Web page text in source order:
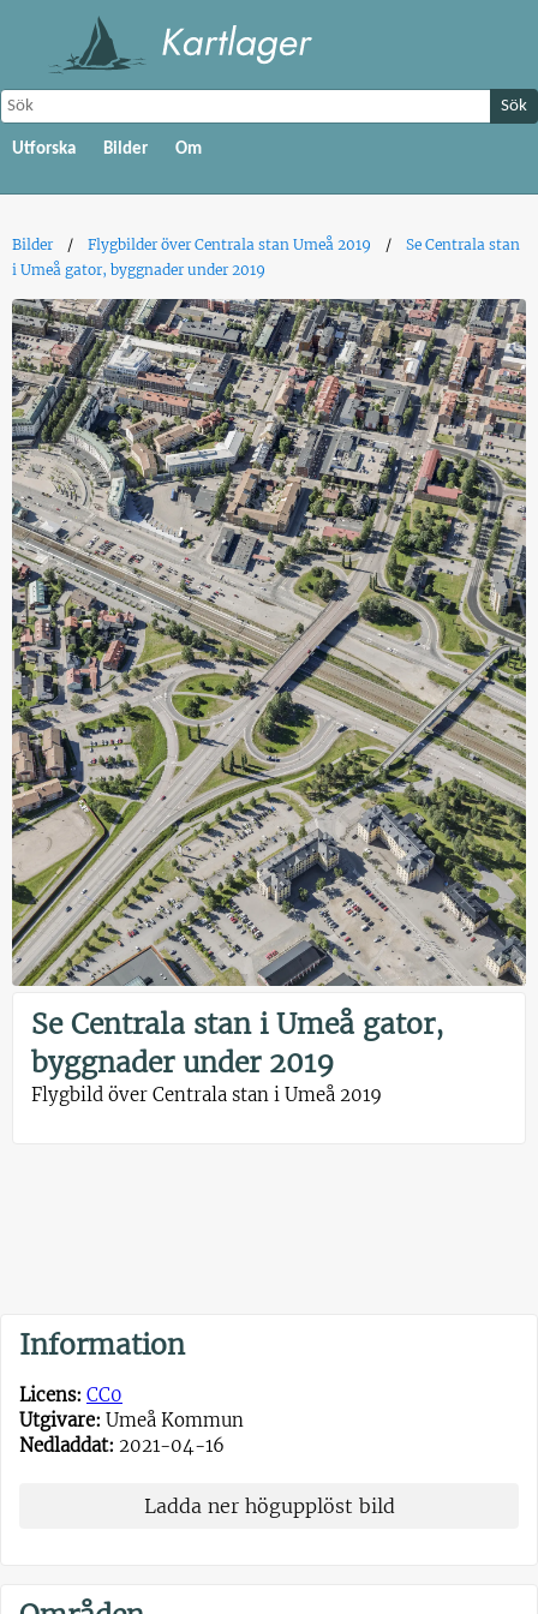
Sök
Utforska Bilder Om
Bilder Flygbilder över Centrala stan Umeå 2019
Se Centrala stan
i Umeå gator, byggnader under 2019
Se Centrala stan i Umeå gator,
byggnader under 2019
Flygbild över Centrala stan i Umeå 2019
Information
Licens: CC0
Utgivare: Umeå Kommun
Nedladdat: 2021-04-16
Ladda ner högupplöst bild